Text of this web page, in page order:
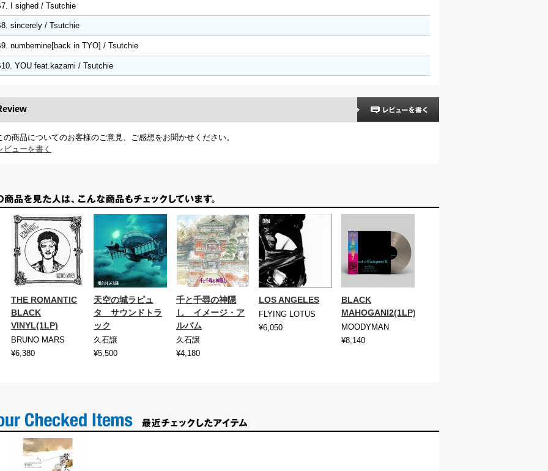
I sighed / Tsutchie
sincerely / Tsutchie
numbernine[back in TYO] / Tsutchie
YOU feat.kazami / Tsutchie
の商品についてのお客様のご意見、ご感想をお聞かせください。
ビューを書く
THE ROMANTIC
BLACK
VINYL(1LP)
BRUNO MARS
¥6,380
天空の城ラピュ
タ サウンドトラ
ック
久石譲
¥5,500
千と千尋の神隠
し イメージ・ア
ルバム
久石譲
¥4,180
LOS ANGELES
FLYING LOTUS
¥6,050
BLACK
MAHOGANI2(1LP)
MOODYMAN
¥8,140